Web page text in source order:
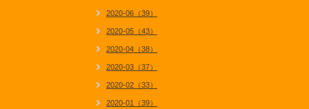
2020-06（39）
2020-05（43）
2020-04（38）
2020-03（37）
2020-02（33）
2020-01（39）